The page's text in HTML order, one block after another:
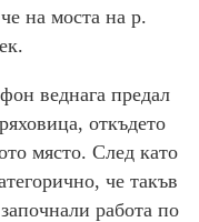
на моста на р.
веднага предал
откъдето
място. След като
че такъв
работа по